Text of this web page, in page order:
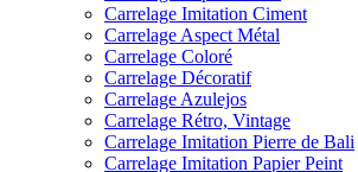
Carrelage Imitation Ciment
Carrelage Aspect Métal
Carrelage Coloré
Carrelage Décoratif
Carrelage Azulejos
Carrelage Rétro, Vintage
Carrelage Imitation Pierre de Bali
Carrelage Imitation Papier Peint